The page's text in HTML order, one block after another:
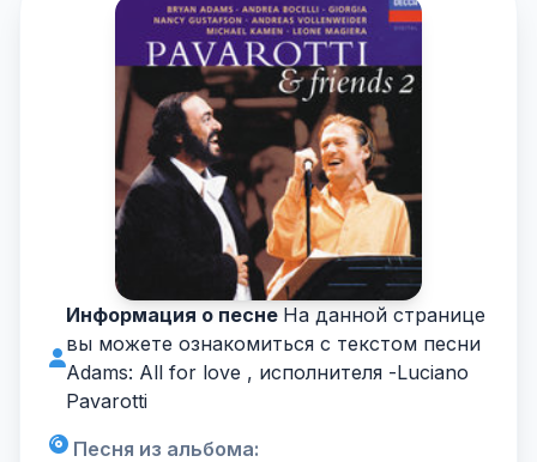
Информация о песне На данной странице
вы можете ознакомиться с текстом песни
Adams: All for love , исполнителя -Luciano
Pavarotti
Песня из альбома: